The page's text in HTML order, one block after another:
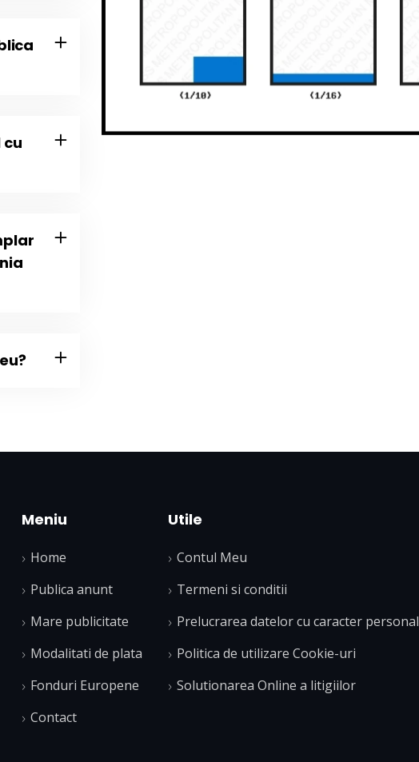
cu
Meniu
Home
Publica anunt
Mare publicitate
Modalitati de plata
Fonduri Europene
Contact
Utile
Contul Meu
Termeni si conditii
Prelucrarea datelor cu caracter personal
Politica de utilizare Cookie-uri
Solutionarea Online a litigiilor